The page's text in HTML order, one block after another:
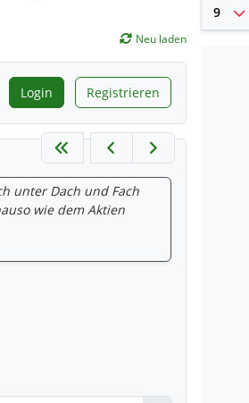
Neu laden
Login Registrieren
unter Dach und Fach
wie dem Aktien
9